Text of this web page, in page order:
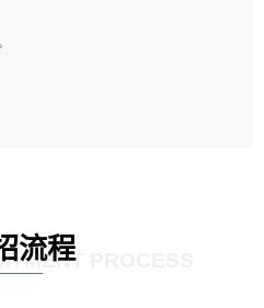
工具使用；
、nginx等；
流程 PROCESS